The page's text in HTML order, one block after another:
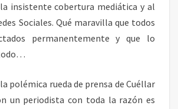
insistente cobertura mediática y al
Sociales. Qué maravilla que todos
permanentemente y que lo
polémica rueda de prensa de Cuéllar
un periodista con toda la razón es